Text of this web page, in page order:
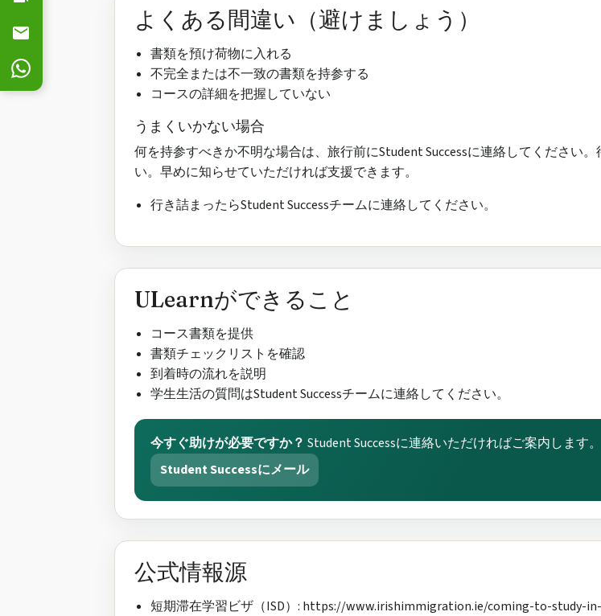
よくある間違い（避けましょう）
書類を預け荷物に入れる
不完全または不一致の書類を持参する
コースの詳細を把握していない
うまくいかない場合
何を持参すべきか不明な場合は、旅行前にStudent Successに連絡してください。
い。早めに知らせていただければ支援できます。
行き詰まったらStudent Successチームに連絡してください。
ULearnができること
コース書類を提供
書類チェックリストを確認
到着時の流れを説明
学生生活の質問はStudent Successチームに連絡してください。
今すぐ助けが必要ですか？ Student Successに連絡いただければご案内します。
Student Successにメール
公式情報源
短期滞在学習ビザ（ISD）: https://www.irishimmigration.ie/coming-to-study-